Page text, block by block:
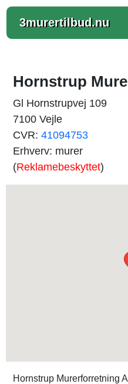
3murertilbud.nu
Hornstrup
Gl Hornstrupvej 109
7100 Vejle
CVR: 41094753
Erhverv: murer
(Reklamebeskyttet)
Hornstrup Murerforretning